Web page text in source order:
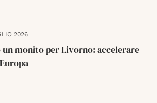
2026
un monito per Livorno: accelerare